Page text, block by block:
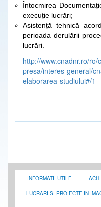
Întocmirea
execuție lucrări;
Asistență tehnică
perioada derulării
lucrări.
http://www.cnadnr.ro/
presa/interes-general/
elaborarea-studiului#/1
INFORMATII UTILE
LUCRARI SI PROIECTE IN